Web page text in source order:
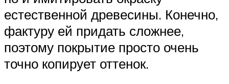
естественной древесины. Конечно,
фактуру ей придать сложнее,
поэтому покрытие просто очень
точно копирует оттенок.